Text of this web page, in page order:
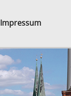
Impressum